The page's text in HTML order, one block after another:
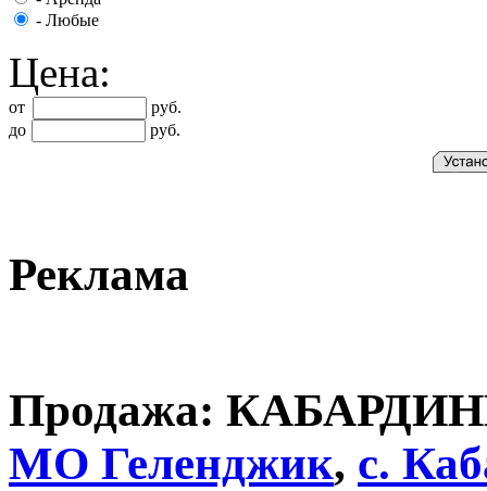
- Любые
Цена:
от
руб.
до
руб.
Реклама
Продажа:
МО Геленджик, с.